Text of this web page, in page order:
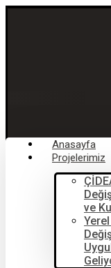
Anasayfa
Projelerimiz
ve